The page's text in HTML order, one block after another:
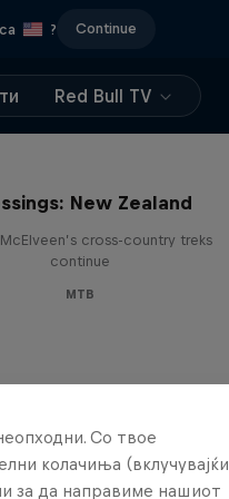
? Continue
Red Bull TV
New Zealand
cross-country treks
continue
MTB
Со твое
колачиња (вклучувајќи
за да направиме нашиот